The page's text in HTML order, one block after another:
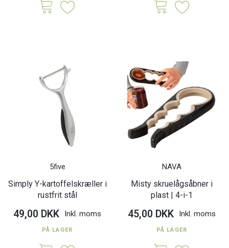
5five
Simply Y-kartoffelskræller i
rustfrit stål
49,00 DKK Inkl. moms
PÅ LAGER
NAVA
Misty skruelågsåbner i
plast | 4-i-1
45,00 DKK Inkl. moms
PÅ LAGER